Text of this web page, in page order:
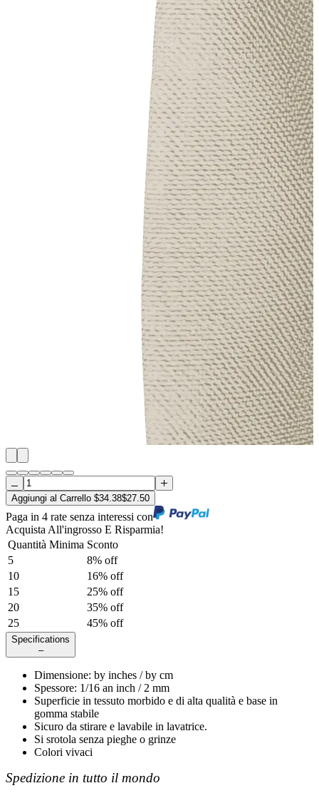
Aggiungi al Carrello $34.38$27.50
Paga in 4 rate senza interessi con
Acquista All'ingrosso E Risparmia!
Quantità Minima Sconto
5
8% off
10
16% off
15
25% off
20
35% off
25
45% off
Specifications
–
Dimensione: by inches / by cm
Spessore: 1/16 an inch / 2 mm
Superficie in tessuto morbido e di alta qualità e base in
gomma stabile
Sicuro da stirare e lavabile in lavatrice.
Si srotola senza pieghe o grinze
Colori vivaci
Spedizione in tutto il mondo